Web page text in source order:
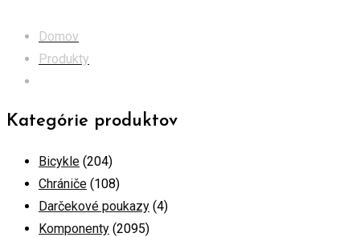
Domov
Produkty
Kategórie produktov
Bicykle (204)
Chrániče (108)
Darčekové poukazy (4)
Komponenty (2095)